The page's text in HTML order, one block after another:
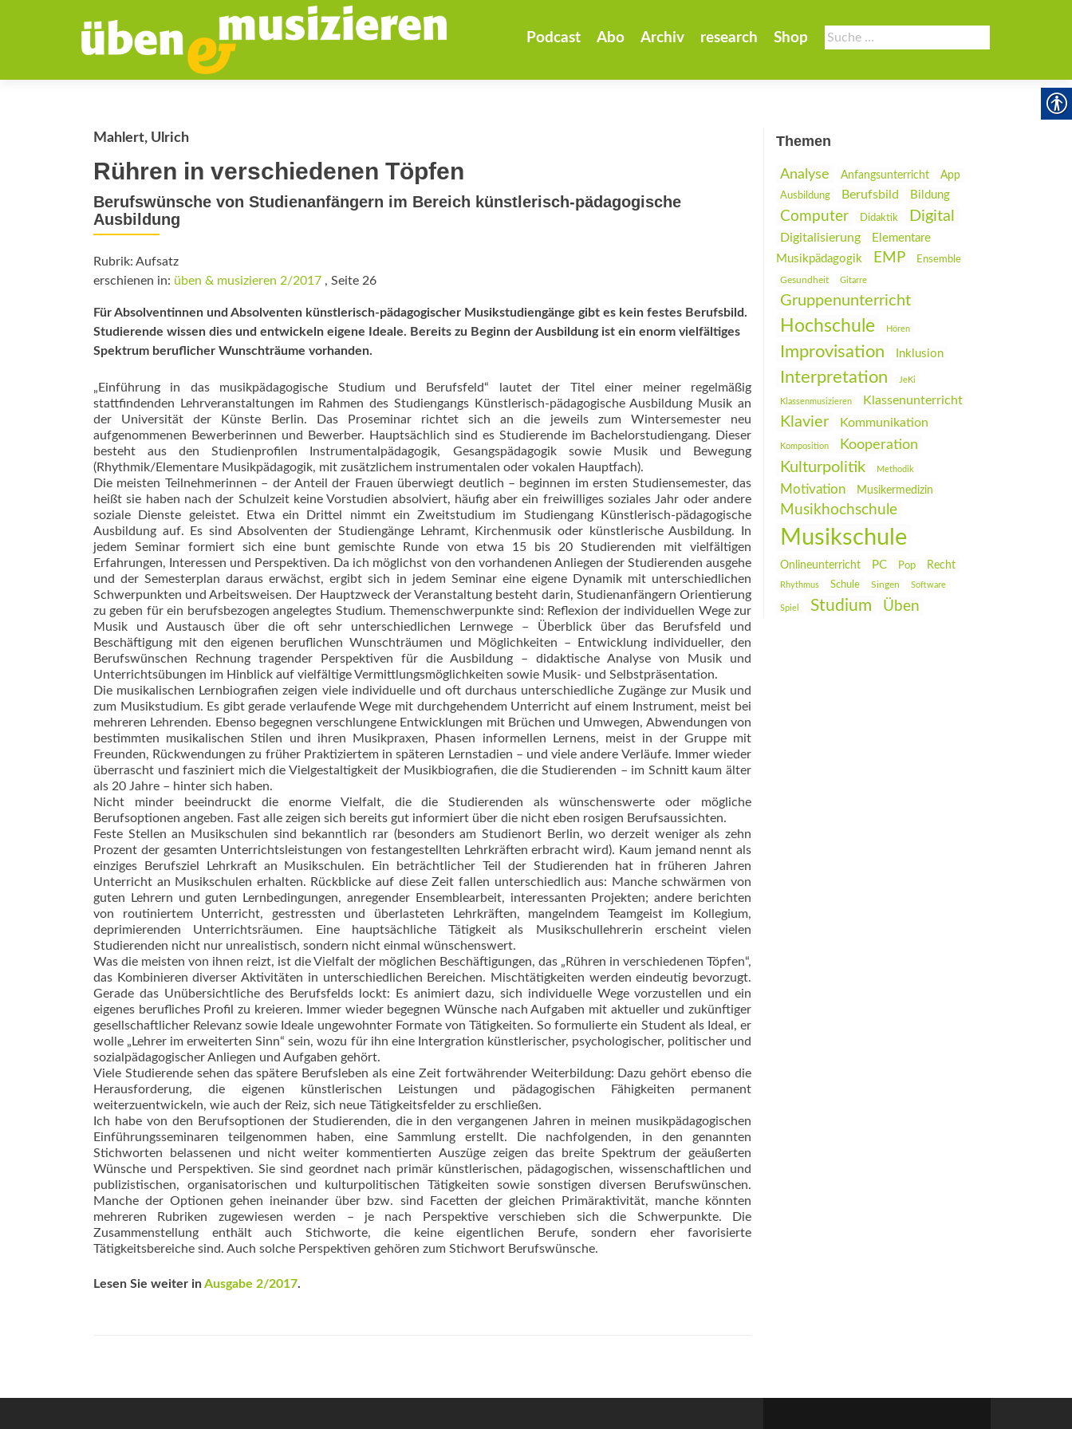
Suche
nach:
Podcast Abo Archiv research Shop
Mahlert, Ulrich
Rühren in verschiedenen Töpfen
Berufswünsche von Studienanfängern im Bereich künstlerisch-pädagogische
Ausbildung
Rubrik: Aufsatz
erschienen in: üben & musizieren 2/2017 , Seite 26
Für Absolventinnen und Absolventen künstlerisch-pädagogischer Musikstudiengänge gibt es kein festes Berufsbild.
Studierende wissen dies und entwickeln eigene Ideale. Bereits zu Beginn der Ausbildung ist ein enorm vielfältiges
Spektrum beruflicher Wunschträume vorhanden.
„Einführung in das musikpädagogische Studium und Berufsfeld“ lautet der Titel einer meiner regelmäßig
stattfindenden Lehrveranstaltungen im Rahmen des Studiengangs Künstlerisch-pädagogische Ausbildung Musik an
der Universität der Künste Berlin. Das Proseminar richtet sich an die jeweils zum Wintersemester neu
aufgenommenen Bewerberinnen und Bewerber. Hauptsächlich sind es Studierende im Bachelorstudiengang. Dieser
besteht aus den Studienprofilen Inst­rumentalpädagogik, Gesangspädagogik sowie Musik und Bewegung
(Rhythmik/Elemen­tare Musikpädagogik, mit zusätzlichem inst­rumentalen oder vokalen Hauptfach).
Die meisten Teilnehmerinnen – der Anteil der Frauen überwiegt deutlich – beginnen im ersten Studiensemester, das
heißt sie haben nach der Schulzeit keine Vorstudien absolviert, häufig aber ein freiwilliges soziales Jahr oder andere
soziale Dienste geleistet. Etwa ein Drittel nimmt ein Zweitstudium im Stu­diengang Künstlerisch-pädagogische
Ausbildung auf. Es sind Absolventen der Studiengänge Lehramt, Kirchenmusik oder künstlerische Ausbildung. In
jedem Seminar formiert sich eine bunt gemischte Runde von etwa 15 bis 20 Studierenden mit vielfältigen
Erfahrungen, Interessen und Perspektiven. Da ich möglichst von den vorhandenen Anliegen der Studierenden ausgehe
und der Semesterplan daraus erwächst, ergibt sich in jedem Seminar eine eigene Dynamik mit unterschiedlichen
Schwerpunkten und Arbeitsweisen. Der Hauptzweck der Veranstaltung besteht darin, Studienanfängern Orientierung
zu geben für ein berufsbezogen angelegtes Studium. Themenschwerpunkte sind: Reflexion der individuellen Wege zur
Musik und Austausch über die oft sehr unterschied­lichen Lernwege – Überblick über das Berufsfeld und
Beschäftigung mit den eigenen beruflichen Wunschträumen und Möglichkeiten – Entwicklung individueller, den
Berufswünschen Rechnung tragender Perspektiven für die Ausbildung – didaktische Analyse von Musik und
Unterrichtsübungen im Hinblick auf vielfältige Vermittlungsmöglichkeiten sowie Musik- und Selbstpräsentation.
Die musikalischen Lernbiografien zeigen viele individuelle und oft durchaus unterschied­liche Zugänge zur Musik und
zum Musikstudium. Es gibt gerade verlaufende Wege mit durchgehendem Unterricht auf einem Instrument, meist bei
meh­reren Lehrenden. Ebenso begegnen verschlun­gene Entwicklungen mit Brüchen und Umwegen, Abwendungen von
bestimmten musikalischen Stilen und ihren Musikpraxen, Phasen informellen Lernens, meist in der Gruppe mit
Freunden, Rückwendungen zu früher Praktiziertem in späteren Lernstadien – und viele andere Verläufe. Immer wieder
überrascht und fasziniert mich die Vielgestaltigkeit der Musikbiografien, die die Studierenden – im Schnitt kaum älter
als 20 Jahre – hinter sich haben.
Nicht minder beeindruckt die enorme Vielfalt, die die Studierenden als wünschens­werte oder mög­liche
Berufsoptionen angeben. Fast alle zeigen sich bereits gut informiert über die nicht eben rosigen Berufsaussichten.
Feste Stellen an Musikschulen sind bekanntlich rar (besonders am Studienort Berlin, wo derzeit weniger als zehn
Prozent der gesamten Unterrichtsleistungen von festangestellten Lehrkräften erbracht wird). Kaum jemand nennt als
einziges Berufsziel Lehrkraft an Musikschulen. Ein beträchtlicher Teil der Studierenden hat in früheren Jahren
Unterricht an Musikschulen erhalten. Rückblicke auf diese Zeit fallen unterschiedlich aus: Manche schwärmen von
guten Lehrern und guten Lernbedingungen, anregender Ensemble­arbeit, interessanten Projekten; andere berichten
von routiniertem Unterricht, gestressten und überlasteten Lehrkräften, mangelndem Teamgeist im Kollegium,
deprimierenden Unterrichtsräumen. Eine hauptsächliche Tätigkeit als Musikschullehrerin erscheint vielen
Studierenden nicht nur unrealistisch, sondern nicht einmal wünschenswert.
Was die meisten von ihnen reizt, ist die Vielfalt der möglichen Beschäftigungen, das „Rühren in verschiedenen Töpfen“,
das Kombinieren diverser Aktivitäten in unterschied­lichen Bereichen. Mischtätigkeiten werden eindeutig bevorzugt.
Gerade das Unübersichtliche des Berufsfelds lockt: Es animiert dazu, sich individuelle Wege vorzustellen und ein
eigenes berufliches Profil zu kreieren. Immer wieder begegnen Wünsche nach Aufgaben mit aktueller und zukünftiger
gesellschaftlicher Relevanz sowie Ideale ungewohnter Formate von Tätigkeiten. So formulierte ein Student als Ideal, er
wolle „Lehrer im erweiterten Sinn“ sein, wozu für ihn eine Intergration künstlerischer, psychologischer, politischer und
sozialpädagogischer Anliegen und Aufgaben gehört.
Viele Studierende sehen das spätere Berufsleben als eine Zeit fortwährender Weiterbildung: Dazu gehört ebenso die
Herausforderung, die eigenen künstlerischen Leistungen und pädagogischen Fähigkeiten permanent
weiterzuentwickeln, wie auch der Reiz, sich neue Tätigkeitsfelder zu erschließen.
Ich habe von den Berufsoptionen der Studierenden, die in den vergangenen Jahren in meinen musikpädagogischen
Einführungs­seminaren teilgenommen haben, eine Sammlung erstellt. Die nachfolgenden, in den genannten
Stichworten belassenen und nicht weiter kommentierten Auszüge zeigen das breite Spektrum der geäußerten
Wünsche und Perspektiven. Sie sind geordnet nach primär künstlerischen, pädagogischen, wis­senschaft­lichen und
publizistischen, organisatorischen und kulturpolitischen Tätigkeiten sowie sonstigen diversen Berufswünschen.
Manche der Optionen gehen ineinander über bzw. sind Facetten der gleichen Primäraktivität, manche könnten
mehreren Rubriken zugewiesen werden – je nach Perspektive verschieben sich die Schwerpunkte. Die
Zusammenstellung enthält auch Stichworte, die keine eigentlichen Berufe, sondern eher favo­risierte
Tätigkeitsbereiche sind. Auch solche Perspektiven gehören zum Stichwort Berufswünsche.
Lesen Sie weiter inAusgabe 2/2017.
Themen
Analyse Anfangsunterricht
App
Ausbildung
Berufsbild Bildung
Computer Didaktik Digital
Digitalisierung
Elementare
Musikpädagogik
EMP Ensemble
Gesundheit Gitarre
Gruppenunterricht
Hochschule Hören
Improvisation Inklusion
Interpretation JeKi
Klassenmusizieren Klassenunterricht
Klavier Kommunikation
Komposition Kooperation
Kulturpolitik Methodik
Motivation Musikermedizin
Musikhochschule
Musikschule
Onlineunterricht PC Pop Recht
Rhythmus Schule Singen Software
Spiel Studium Üben